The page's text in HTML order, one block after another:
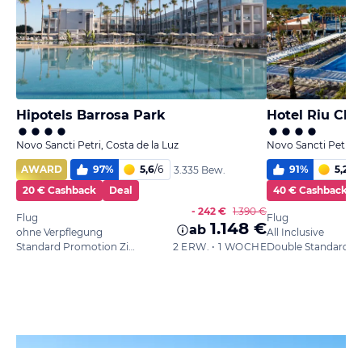
Hipotels Barrosa Park
Novo Sancti Petri, Costa de la Luz
AWARD
97% 5,6/6
3.335 Bew.
20 € Cashback
Deal
Flug
ohne Verpflegung
Standard Promotion Zimmer, Balkon, Terrasse
- 242 € 1.390 €
ab 1.148 €
2 ERW. • 1 WOCHE
Hotel Riu
Novo Sancti Petri,
91% 5,2
40 € Cashback
Flug
All Inclusive
Double Standard